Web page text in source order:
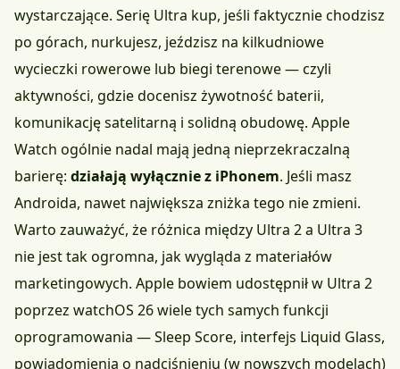
wystarczające. Serię Ultra kup, jeśli faktycznie chodzisz
po górach, nurkujesz, jeździsz na kilkudniowe
wycieczki rowerowe lub biegi terenowe — czyli
aktywności, gdzie docenisz żywotność baterii,
komunikację satelitarną i solidną obudowę. Apple
Watch ogólnie nadal mają jedną nieprzekraczalną
barierę: działają wyłącznie z iPhonem. Jeśli masz
Androida, nawet największa zniżka tego nie zmieni.
Warto zauważyć, że różnica między Ultra 2 a Ultra 3
nie jest tak ogromna, jak wygląda z materiałów
marketingowych. Apple bowiem udostępnił w Ultra 2
poprzez watchOS 26 wiele tych samych funkcji
oprogramowania — Sleep Score, interfejs Liquid Glass,
powiadomienia o nadciśnieniu (w nowszych modelach)